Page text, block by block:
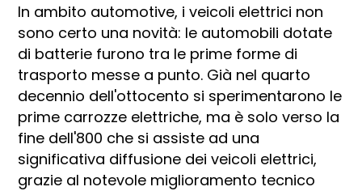
In ambito automotive, i veicoli elettrici non
sono certo una novità: le automobili dotate
di batterie furono tra le prime forme di
trasporto messe a punto. Già nel quarto
decennio dell'ottocento si sperimentarono le
prime carrozze elettriche, ma è solo verso la
fine dell'800 che si assiste ad una
significativa diffusione dei veicoli elettrici,
grazie al notevole miglioramento tecnico